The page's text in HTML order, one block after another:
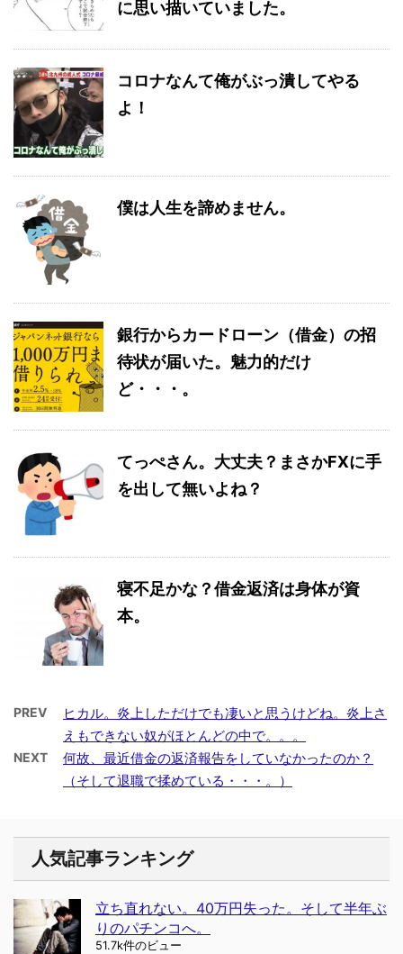
に思い描いていました。
コロナなんて俺がぶっ潰してやる
よ！
僕は人生を諦めません。
銀行からカードローン（借金）の招
待状が届いた。魅力的だけ
ど・・・。
てっぺさん。大丈夫？まさかFXに手
を出して無いよね？
寝不足かな？借金返済は身体が資
本。
PREV
ヒカル。炎上しただけでも凄いと思うけどね。炎上さ
えもできない奴がほとんどの中で。。。
NEXT
何故、最近借金の返済報告をしていなかったのか？
（そして退職で揉めている・・・。）
人気記事ランキング
立ち直れない。40万円失った。そして半年ぶ
りのパチンコへ。
51.7k件のビュー